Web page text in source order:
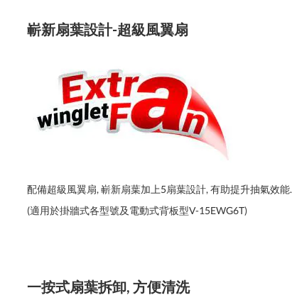
嶄新扇葉設計-超級風翼扇
配備超級風翼扇, 嶄新扇葉加上5扇葉設計, 有助提升抽氣效能.
(適用於掛牆式各型號及電動式背板型V-15EWG6T)
一按式扇葉拆卸, 方便清洗